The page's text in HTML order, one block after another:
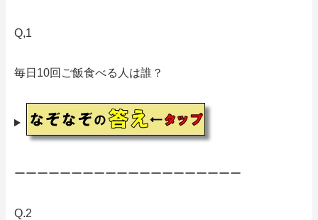
Q,1
毎日10回ご飯食べる人は誰？
ーーーーーーーーーーーーーーーーーーーー
Q.2